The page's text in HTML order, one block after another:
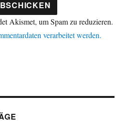
Akismet, um Spam zu reduzieren.
verarbeitet werden.